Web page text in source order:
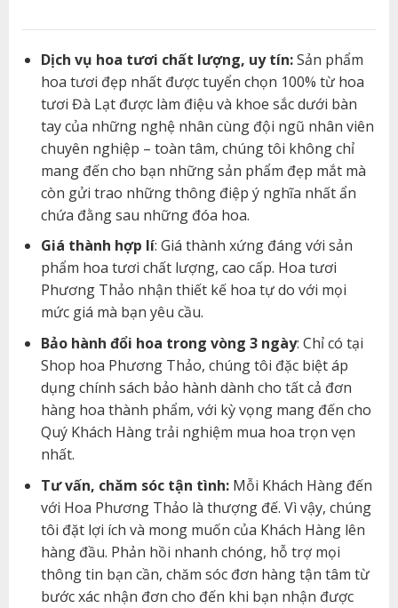
Dịch vụ hoa tươi chất lượng, uy tín:Sản phẩm
hoa tươi đẹp nhất được tuyển chọn 100% từ hoa
tươi Đà Lạt được làm điệu và khoe sắc dưới bàn
tay của những nghệ nhân cùng đội ngũ nhân viên
chuyên nghiệp – toàn tâm, chúng tôi không chỉ
mang đến cho bạn những sản phẩm đẹp mắt mà
còn gửi trao những thông điệp ý nghĩa nhất ẩn
chứa đằng sau những đóa hoa.
Giá thành hợp lí: Giá thành xứng đáng với sản
phẩm hoa tươi chất lượng, cao cấp. Hoa tươi
Phương Thảo nhận thiết kế hoa tự do với mọi
mức giá mà bạn yêu cầu.
Bảo hành đổi hoa trong vòng 3 ngày: Chỉ có tại
Shop hoa Phương Thảo, chúng tôi đặc biệt áp
dụng chính sách bảo hành dành cho tất cả đơn
hàng hoa thành phẩm, với kỳ vọng mang đến cho
Quý Khách Hàng trải nghiệm mua hoa trọn vẹn
nhất.
Tư vấn, chăm sóc tận tình:Mỗi Khách Hàng đến
với Hoa Phương Thảo là thượng đế. Vì vậy, chúng
tôi đặt lợi ích và mong muốn của Khách Hàng lên
hàng đầu. Phản hồi nhanh chóng, hỗ trợ mọi
thông tin bạn cần, chăm sóc đơn hàng tận tâm từ
bước xác nhận đơn cho đến khi bạn nhận được